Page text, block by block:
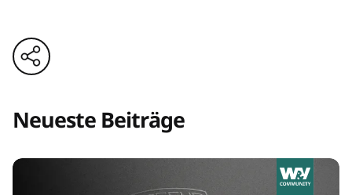
Neueste Beiträge